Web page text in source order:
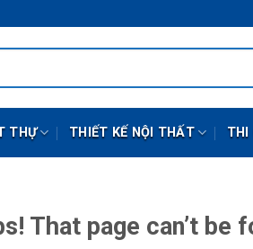
THỰ THIẾT KẾ NỘI THẤT THI
That page can’t be